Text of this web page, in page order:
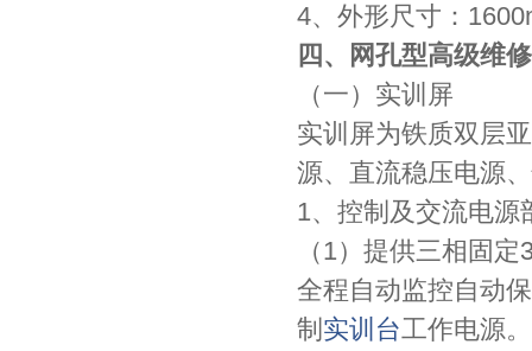
4、外形尺寸：
四、网孔型高级维
（一）实训屏
实训屏为铁质双层
源、直流稳压电源
1、控制及交流电源
（1）提供三相固
全程自动监控自动
制 实训台工作电源